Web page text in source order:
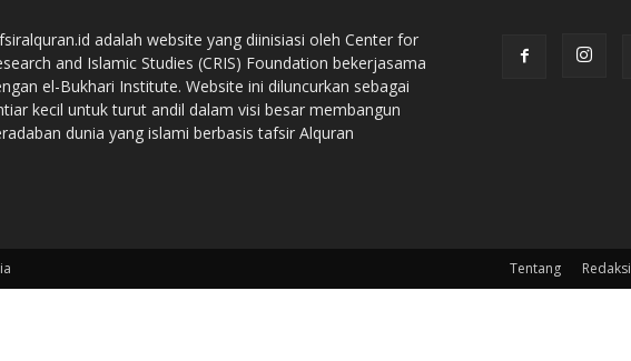
adalah website yang diinisiasi oleh Center for
and Islamic Studies (CRIS) Foundation bekerjasama
el-Bukhari Institute. Website ini diluncurkan sebagai
kecil untuk turut andil dalam visi besar membangun
dunia yang islami berbasis tafsir Alquran
Tentang Redaksi